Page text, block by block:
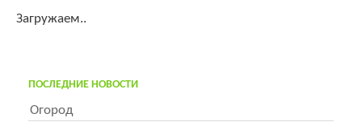
Загружаем..
ПОСЛЕДНИЕ НОВОСТИ
Огород